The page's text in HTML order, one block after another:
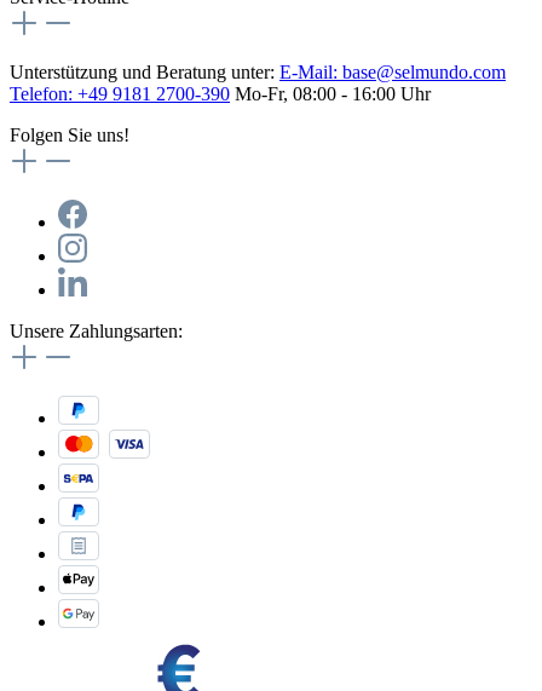
Unterstützung und Beratung unter: E-Mail: base@selmundo.com
Telefon: +49 9181 2700-390 Mo-Fr, 08:00 - 16:00 Uhr
Folgen Sie uns!
Unsere Zahlungsarten: